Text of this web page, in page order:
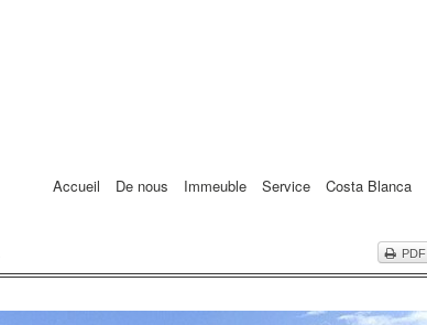
Accueil
De nous Immeuble Service Costa Blanca
PDF